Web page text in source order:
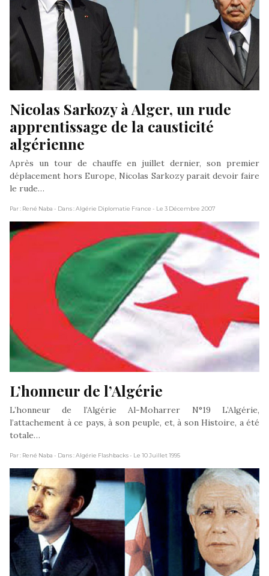
Nicolas Sarkozy à Alger, un rude
apprentissage de la causticité
algérienne
Après un tour de chauffe en juillet dernier, son premier
déplacement hors Europe, Nicolas Sarkozy parait devoir faire
le rude…
Par : René Naba - Dans : Algérie Diplomatie France - Le 3 Décembre 2007
L’honneur de l’Algérie
L’honneur de l’Algérie Al-Moharrer N°19 L’Algérie,
l’attachement à ce pays, à son peuple, et, à son Histoire, a été
totale…
Par : René Naba - Dans : Algérie Flashbacks- Le 10 Juillet 1995